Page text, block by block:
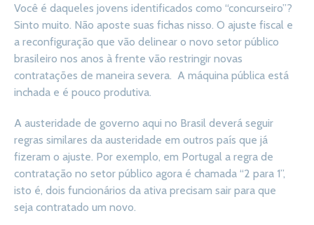
Você é daqueles jovens identificados como “concurseiro”?
Sinto muito. Não aposte suas fichas nisso. O ajuste fiscal e
a reconfiguração que vão delinear o novo setor público
brasileiro nos anos à frente vão restringir novas
contratações de maneira severa. A máquina pública está
inchada e é pouco produtiva.
A austeridade de governo aqui no Brasil deverá seguir
regras similares da austeridade em outros país que já
fizeram o ajuste. Por exemplo, em Portugal a regra de
contratação no setor público agora é chamada “2 para 1”,
isto é, dois funcionários da ativa precisam sair para que
seja contratado um novo.